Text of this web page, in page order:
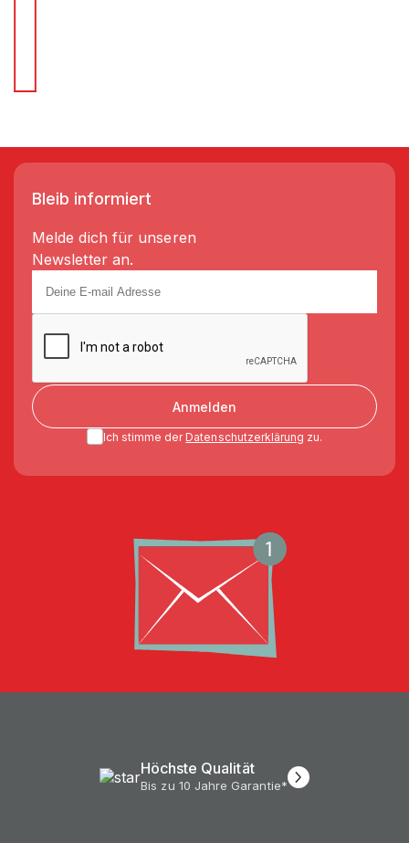
Bleib informiert
Melde dich für unseren
Newsletter an.
Anmelden
Ich stimme der Datenschutzerklärung zu.
Höchste Qualität
Bis zu 10 Jahre Garantie*